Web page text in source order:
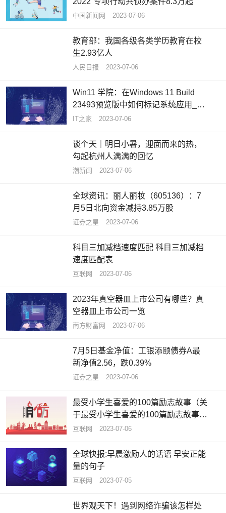
中国新闻网 2023-07-06
教育部：我国各级各类学历教育在校
生2.93亿人
人民日报 2023-07-06
Win11 学院：在Windows 11 Build
23493预览版中如何标记系统应用_环
球关注
IT之家 2023-07-06
谈个天｜明日小暑，迎面而来的热，
勾起杭州人满满的回忆
潮新闻 2023-07-06
全球资讯：丽人丽妆（605136）：7
月5日北向资金减持3.85万股
证券之星 2023-07-06
科目三加减档速度匹配 科目三加减档
速度匹配表
互联网 2023-07-06
2023年真空器皿上市公司有哪些？真
空器皿上市公司一览
南方财富网 2023-07-06
7月5日基金净值：工银添颐债券A最
新净值2.56，跌0.39%
证券之星 2023-07-06
最受小学生喜爱的100篇励志故事（关
于最受小学生喜爱的100篇励志故事介
绍）_全球资讯
互联网 2023-07-06
全球快报:早晨激励人的话语 早安正能
量的句子
互联网 2023-07-05
世界观天下！遇到网络诈骗该怎样处